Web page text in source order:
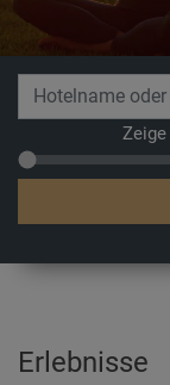
Erlebnisse